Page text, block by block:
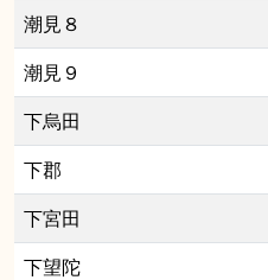
潮見８
潮見９
下烏田
下郡
下宮田
下望陀